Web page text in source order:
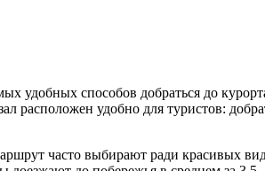
удобных способов добраться до
расположен удобно для туристов:
часто выбирают ради красивых